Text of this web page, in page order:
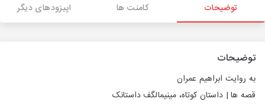
توضیحات کامنت ها اپیزودهای دیگر
توضیحات
به روایت ابراهیم عمران
قصه ها | داستان کوتاه، مینیمالگف داستانک